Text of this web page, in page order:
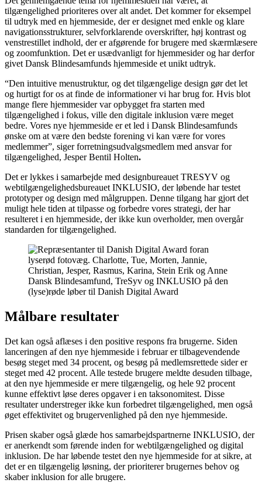
tilgængelighed prioriteres over alt andet. Det kommer for eksempel
til udtryk med en hjemmeside, der er designet med enkle og klare
navigationsstrukturer, selvforklarende overskrifter, høj kontrast og
venstrestillet indhold, der er afgørende for brugere med skærmlæsere
og zoomfunktion. Det er usædvanligt for hjemmesider og har derfor
givet Dansk Blindesamfunds hjemmeside et unikt udtryk.
“Den intuitive menustruktur, og det tilgængelige design gør det let
og hurtigt for os at finde de informationer vi har brug for. Hvis blot
mange flere hjemmesider var opbygget fra starten med
tilgængelighed i fokus, ville den digitale inklusion være meget
bedre. Vores nye hjemmeside er et led i Dansk Blindesamfunds
ønske om at være den bedste forening vi kan være for vores
medlemmer”, siger forretningsudvalgsmedlem med ansvar for
tilgængelighed, Jesper Bentil Holten.
Det er lykkes i samarbejde med designbureauet TRESYV og
webtilgængelighedsbureauet INKLUSIO, der løbende har testet
prototyper og design med målgruppen. Denne tilgang har gjort det
muligt hele tiden at tilpasse og forbedre vores strategi, der har
resulteret i en hjemmeside, der ikke kun overholder, men overgår
standarden for tilgængelighed.
Dansk Blindesamfund, TreSyv og INKLUSIO på den
(lyse)røde løber til Danish Digital Award
Målbare resultater
Det kan også aflæses i den positive respons fra brugerne. Siden
lanceringen af den nye hjemmeside i februar er tilbagevendende
besøg steget med 34 procent, og besøg på medlemsrettede sider er
steget med 42 procent. Alle testede brugere meldte desuden tilbage,
at den nye hjemmeside er mere tilgængelig, og hele 92 procent
kunne effektivt løse deres opgaver i en taksonomitest. Disse
resultater understreger ikke kun forbedret tilgængelighed, men også
øget effektivitet og brugervenlighed på den nye hjemmeside.
Prisen skaber også glæde hos samarbejdspartnerne INKLUSIO, der
er anerkendt som førende inden for webtilgængelighed og digital
inklusion. De har løbende testet den nye hjemmeside for at sikre, at
det er en tilgængelig løsning, der prioriterer brugernes behov og
skaber inklusion for alle brugere.